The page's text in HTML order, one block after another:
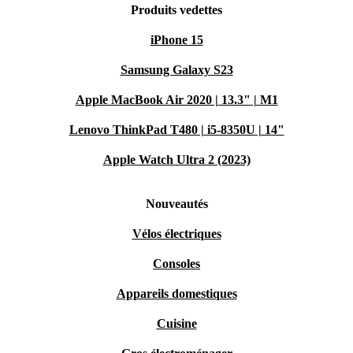
Produits vedettes
iPhone 15
Samsung Galaxy S23
Apple MacBook Air 2020 | 13.3" | M1
Lenovo ThinkPad T480 | i5-8350U | 14"
Apple Watch Ultra 2 (2023)
Nouveautés
Vélos électriques
Consoles
Appareils domestiques
Cuisine